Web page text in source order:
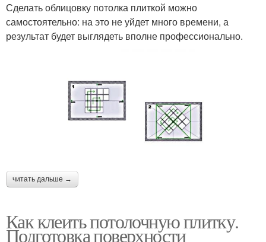
Сделать облицовку потолка плиткой можно
самостоятельно: на это не уйдет много времени, а
результат будет выглядеть вполне профессионально.
читать дальше →
Как клеить потолочную плитку.
Подготовка поверхности